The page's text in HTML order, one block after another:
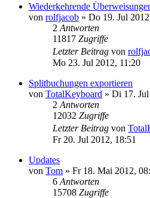
Wiederkehrende
von rolfjacob » Do 19. Jul
2 Antworten
11817 Zugriffe
Letzter Beitrag von
Mo 23. Jul 2012, 11:20
Splitbuchungen exportieren
von TotalKeyboard » Di 17.
2 Antworten
12032 Zugriffe
Letzter Beitrag von
Fr 20. Jul 2012, 18:51
Updates
von Tom » Fr 18. Mai 2012,
6 Antworten
15708 Zugriffe